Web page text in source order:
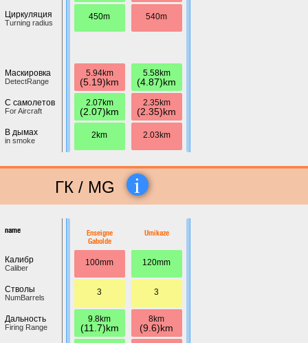
Циркуляция
Turning radius
Маскировка
DetectRange
С самолетов
For Aircraft
В дымах
in smoke
450m
5.94km
(5.19)km
2.07km
(2.07)km
2km
540m
5.58km
(4.87)km
2.35km
(2.35)km
2.03km
ГК / MG i
name
Калибр
Caliber
Стволы
NumBarrels
Дальность
Firing Range
Enseigne
Gabolde
100mm
3
9.8km
(11.7)km
Umikaze
120mm
3
8km
(9.6)km